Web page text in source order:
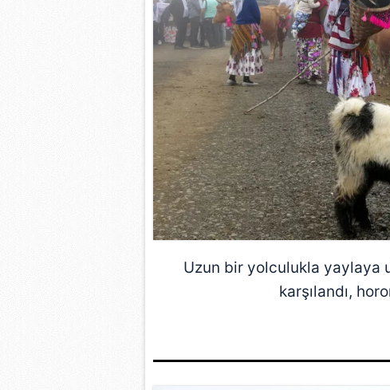
Uzun bir yolculukla yaylaya
karşılandı,